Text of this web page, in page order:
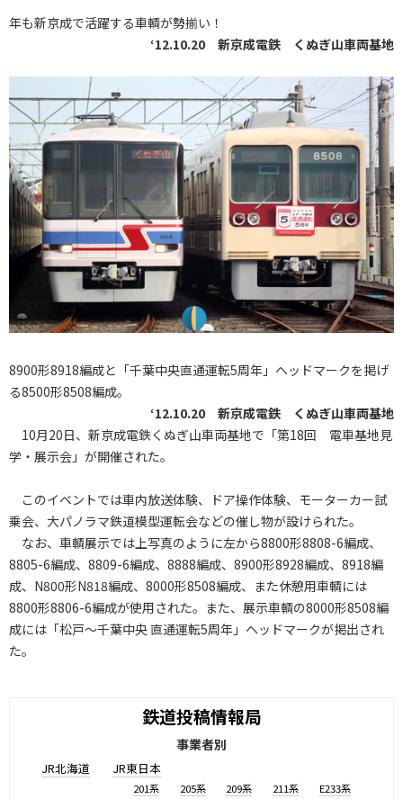
年も新京成で活躍する車輌が勢揃い！
‘12.10.20 新京成電鉄 くぬぎ山車両基地
8900形8918編成と「千葉中央直通運転5周年」ヘッドマークを掲げ
る8500形8508編成。
‘12.10.20 新京成電鉄 くぬぎ山車両基地
10月20日、新京成電鉄くぬぎ山車両基地で「第18回 電車基地見
学・展示会」が開催された。
このイベントでは車内放送体験、ドア操作体験、モーターカー試
乗会、大パノラマ鉄道模型運転会などの催し物が設けられた。
なお、車輌展示では上写真のように左から8800形8808-6編成、
8805-6編成、8809-6編成、8888編成、8900形8928編成、8918編
成、N800形N818編成、8000形8508編成、また休憩用車輌には
8800形8806-6編成が使用された。また、展示車輌の8000形8508編
成には「松戸～千葉中央 直通運転5周年」ヘッドマークが掲出され
た。
鉄道投稿情報局
事業者別
JR北海道 JR東日本
201系 205系 209系 211系 E233系